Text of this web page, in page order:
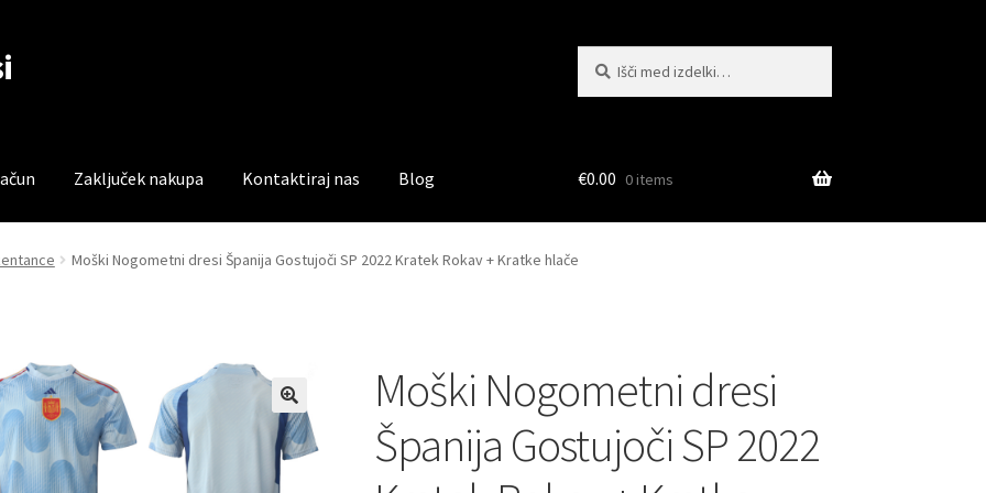
Zaključek nakupa Kontaktiraj nas Blog
Trgovina Zaključek nakupa
€0.00 0 items
Moški Nogometni dresi Španija Gostujoči SP 2022 Kratek Rokav + Kratke hlače
Moški Nogometni dresi
Španija Gostujoči SP 2022